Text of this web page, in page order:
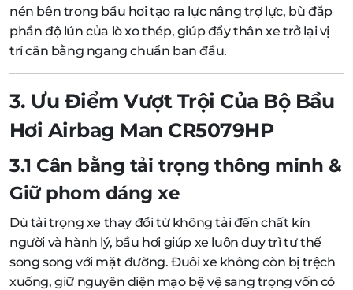
nén bên trong bầu hơi tạo ra lực nâng trợ lực, bù đắp
phần độ lún của lò xo thép, giúp đẩy thân xe trở lại vị
trí cân bằng ngang chuẩn ban đầu.
3. Ưu Điểm Vượt Trội Của Bộ Bầu
Hơi Airbag Man CR5079HP
3.1 Cân bằng tải trọng thông minh &
Giữ phom dáng xe
Dù tải trọng xe thay đổi từ không tải đến chất kín
người và hành lý, bầu hơi giúp xe luôn duy trì tư thế
song song với mặt đường. Đuôi xe không còn bị trệch
xuống, giữ nguyên diện mạo bệ vệ sang trọng vốn có